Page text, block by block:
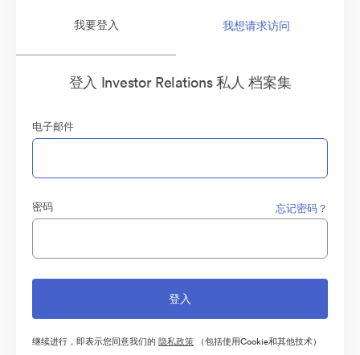
我要登入 我想请求访问
登入 Investor Relations 私人 档案集
电子邮件
密码 忘记密码？
继续进行，即表示您同意我们的 隐私政策 （包括使用Cookie和其他技术）